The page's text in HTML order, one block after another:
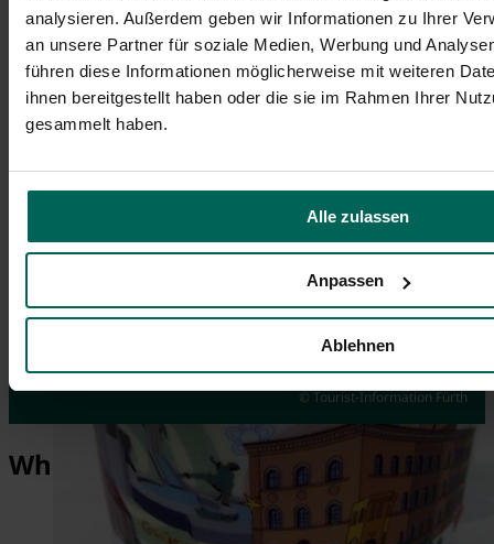
analysieren. Außerdem geben wir Informationen zu Ihrer
an unsere Partner für soziale Medien, Werbung und
führen diese Informationen möglicherweise mit weiteren
ihnen bereitgestellt haben oder die sie im Rahmen Ihrer
gesammelt haben.
Alle zulassen
Anpassen
Ablehnen
Events
© Hans-Joachim Winckler
Guided City Tour via App
© Tim Händel
Souvenirs
© Tourist-Information Fürth
What makes Fürth so special?